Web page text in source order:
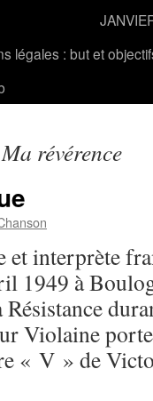
légales : but et
Ma révérence
et interprète
1949 à
Violaine
« V » de